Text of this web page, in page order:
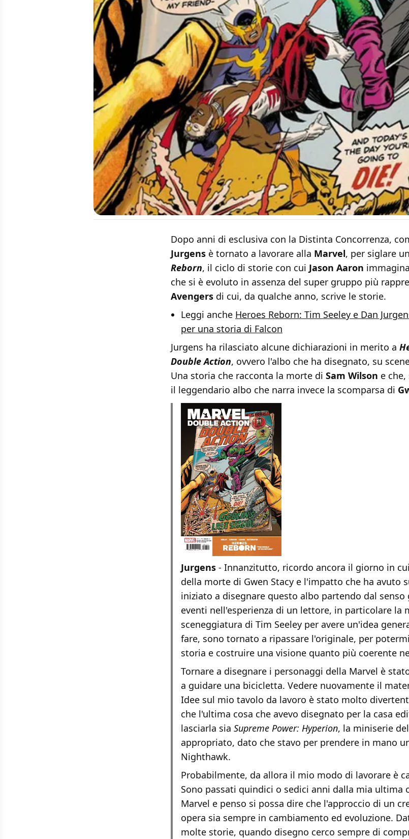
Dopo anni di esclusiva con la Distinta Concorrenza,
Jurgens è tornato a lavorare alla Marvel, per siglare
Reborn, il ciclo di storie con cui Jason Aaron
che si è evoluto in assenza del super gruppo più
Avengers di cui, da qualche anno, scrive le storie.
Leggi anche Heroes Reborn: Tim Seeley e Dan
per una storia di Falcon
Jurgens ha rilasciato alcune dichiarazioni in merito a
Double Action, ovvero l'albo che ha disegnato, su
Una storia che racconta la morte di Sam Wilson e
il leggendario albo che narra invece la scomparsa di
Jurgens - Innanzitutto, ricordo ancora il giorno in
della morte di Gwen Stacy e l'impatto che ha avuto
iniziato a disegnare questo albo partendo dal senso
eventi nell'esperienza di un lettore, in particolare la
sceneggiatura di Tim Seeley per avere un'idea
fare, sono tornato a ripassare l'originale, per
storia e costruire una visione quanto più coerente
Tornare a disegnare i personaggi della Marvel è
a guidare una bicicletta. Vedere nuovamente il
Idee sul mio tavolo da lavoro è stato molto
che l'ultima cosa che avevo disegnato per la casa
lasciarla sia Supreme Power: Hyperion, la miniserie
appropriato, dato che stavo per prendere in mano
Nighthawk.
Probabilmente, da allora il mio modo di lavorare è
Sono passati quindici o sedici anni dalla mia ultima
Marvel e penso si possa dire che l'approccio di un
opera sia sempre in cambiamento ed evoluzione.
molte storie, quando disegno cerco sempre di